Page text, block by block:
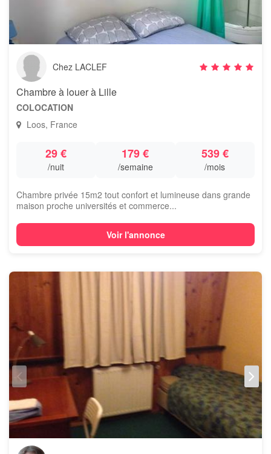
Chez LACLEF
Chambre à louer à Lille
COLOCATION
Loos, France
29 €
/nuit
179 €
/semaine
539 €
/mois
Chambre privée 15m2 tout confort et lumineuse dans grande
maison proche universités et commerce...
Voir l'annonce